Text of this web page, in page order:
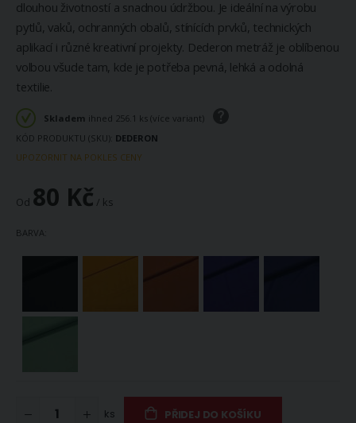
dlouhou životností a snadnou údržbou. Je ideální na výrobu
pytlů, vaků, ochranných obalů, stínících prvků, technických
aplikací i různé kreativní projekty. Dederon metráž je oblíbenou
volbou všude tam, kde je potřeba pevná, lehká a odolná
textilie.
Skladem ihned 256.1 ks (více variant)
KÓD PRODUKTU (SKU) DEDERON
UPOZORNIT NA POKLES CENY
Od 80 Kč / ks
BARVA
ks PŘIDEJ DO KOŠÍKU